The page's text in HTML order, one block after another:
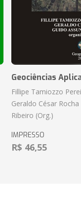
Geociências
Fillipe Tamiozzo
Geraldo César
Ribeiro (Org.)
IMPRESSO
R$ 46,55